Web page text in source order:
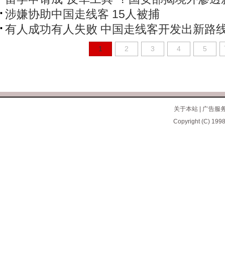
涉嫌协助中国走线客 15人被捕
有人成功有人失败 中国走线客开发出新路
1 2 3 4 5
关于本站|
广告服
Copyright (C)